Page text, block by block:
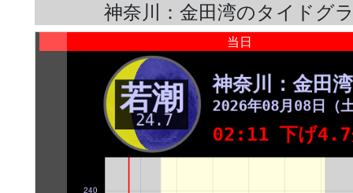
神奈川：金田湾のタイドグ
当日